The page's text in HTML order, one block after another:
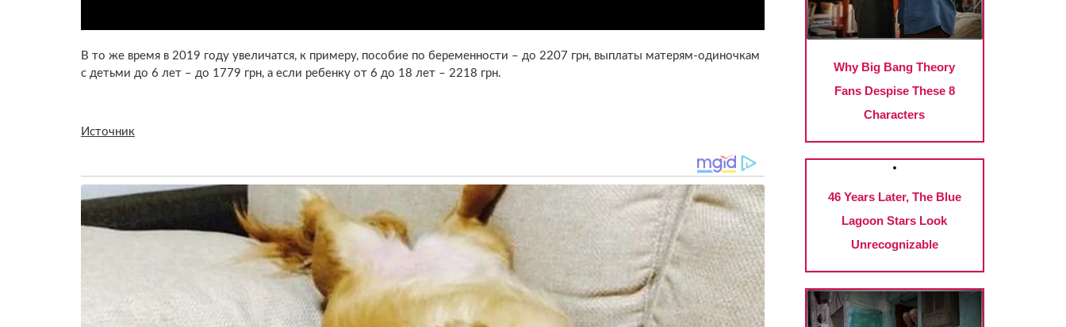
В то же время в 2019 году увеличатся, к примеру, пособие по беременности – до 2207 грн, выплаты матерям-одиночкам
с детьми до 6 лет – до 1779 грн, а если ребенку от 6 до 18 лет – 2218 грн.
Источник